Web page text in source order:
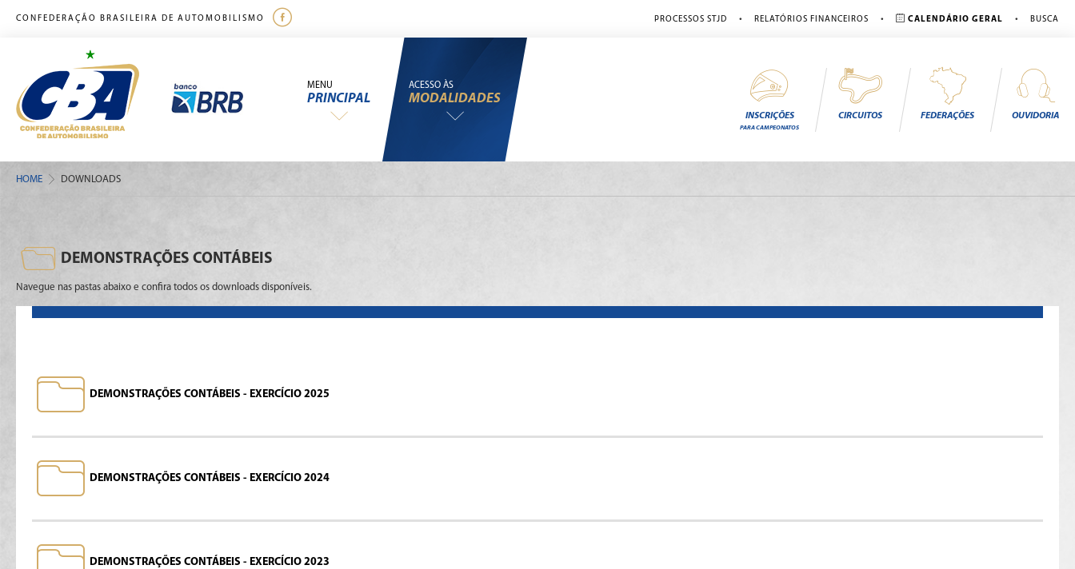
CONFEDERAÇÃO BRASILEIRA DE AUTOMOBILISMO PROCESSOS STJD • RELATÓRIOS FINANCEIROS • CALENDÁRIO GERAL • BUSCA
MENU
PRINCIPAL
ACESSO ÀS
MODALIDADES
INSCRIÇÕES
PARA CAMPEONATOS
CIRCUITOS FEDERAÇÕES OUVIDORIA
HOME DOWNLOADS
DEMONSTRAÇÕES CONTÁBEIS
Navegue nas pastas abaixo e confira todos os downloads disponíveis.
DEMONSTRAÇÕES CONTÁBEIS - EXERCÍCIO 2025
DEMONSTRAÇÕES CONTÁBEIS - EXERCÍCIO 2024
DEMONSTRAÇÕES CONTÁBEIS - EXERCÍCIO 2023